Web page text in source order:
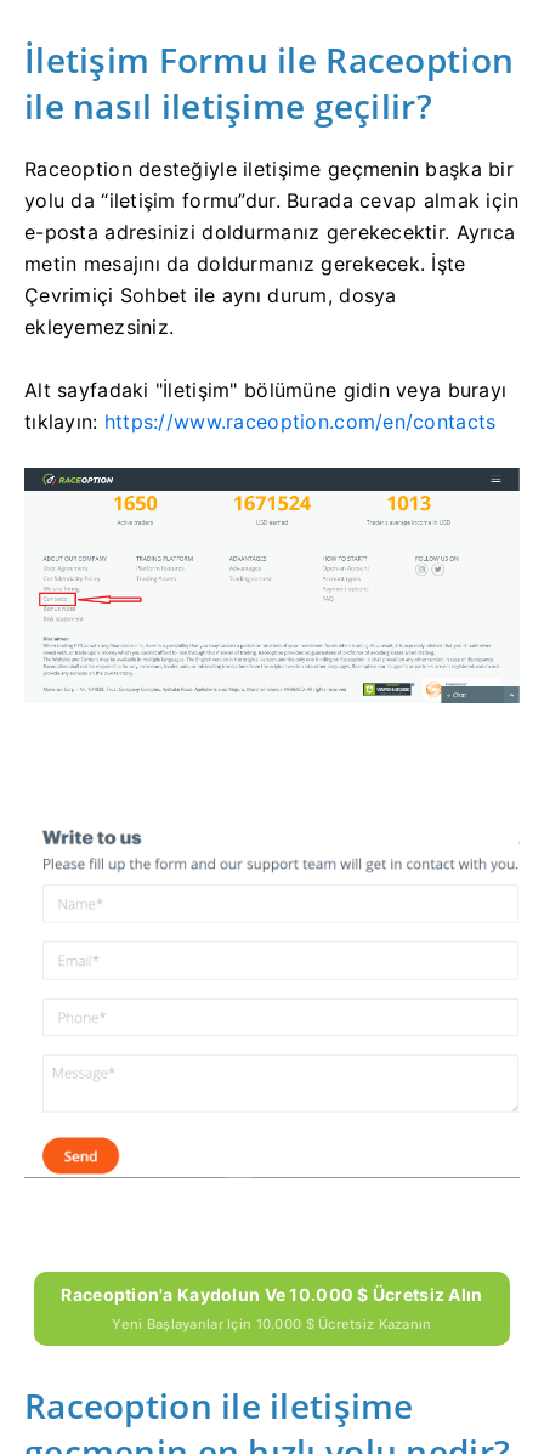
İletişim Formu ile Raceoption
ile nasıl iletişime geçilir?
Raceoption desteğiyle iletişime geçmenin başka bir
yolu da “iletişim formu”dur. Burada cevap almak için
e-posta adresinizi doldurmanız gerekecektir. Ayrıca
metin mesajını da doldurmanız gerekecek. İşte
Çevrimiçi Sohbet ile aynı durum, dosya
ekleyemezsiniz.
Alt sayfadaki "İletişim" bölümüne gidin veya burayı
tıklayın: https://www.raceoption.com/en/contacts
Raceoption'a Kaydolun Ve 10.000 $ Ücretsiz Alın
Yeni Başlayanlar Için 10.000 $ Ücretsiz Kazanın
Raceoption ile iletişime